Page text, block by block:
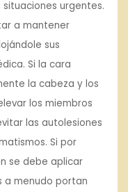
urgentes.
a mantener
sus
Si la cara
la cabeza y los
los miembros
las autolesiones
Si por
se debe aplicar
a menudo portan